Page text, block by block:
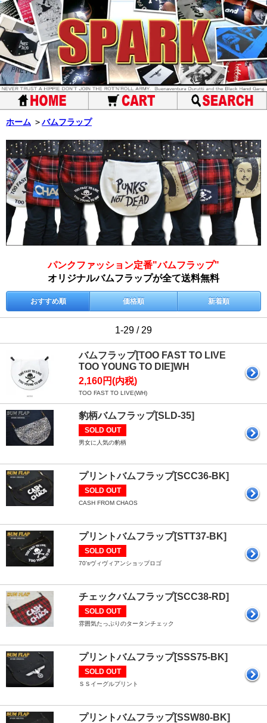
ホーム ＞バムフラップ
パンクファッション定番"バムフラップ"
オリジナルバムフラップが全て送料無料
おすすめ順 価格順 新着順
1-29 / 29
バムフラップ[TOO FAST TO LIVE
TOO YOUNG TO DIE]WH
2,160円(内税)
TOO FAST TO LIVE(WH)
豹柄バムフラップ[SLD-35]
SOLD OUT
男女に人気の豹柄
プリントバムフラップ[SCC36-BK]
SOLD OUT
CASH FROM CHAOS
プリントバムフラップ[STT37-BK]
SOLD OUT
70'sヴィヴィアンショップロゴ
チェックバムフラップ[SCC38-RD]
SOLD OUT
雰囲気たっぷりのタータンチェック
プリントバムフラップ[SSS75-BK]
SOLD OUT
ＳＳイーグルプリント
プリントバムフラップ[SSW80-BK]